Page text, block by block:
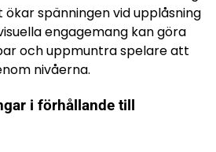
spänningen vid upplåsning
engagemang kan göra
och uppmuntra spelare att
nivåerna.
i förhållande till